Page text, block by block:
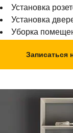
Установка
Установка
Уборка
Записаться